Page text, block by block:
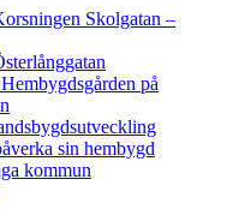
Skolgatan –
på
sin hembygd
kommun